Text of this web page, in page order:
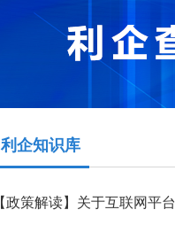
利企知识库